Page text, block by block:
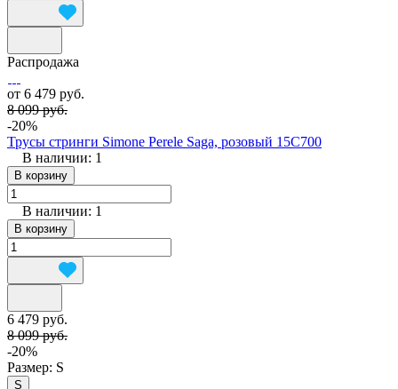
Распродажа
от 6 479 руб.
8 099 руб.
-20%
Трусы стринги Simone Perele Saga, розовый 15C700
В наличии: 1
В корзину
В наличии: 1
В корзину
6 479 руб.
8 099 руб.
-20%
Размер: S
S